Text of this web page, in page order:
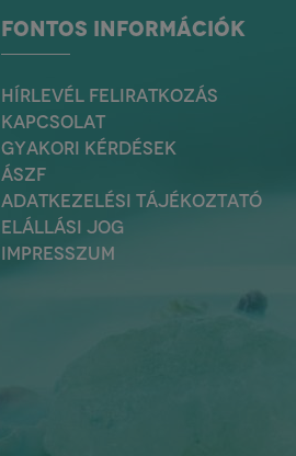
FONTOS INFORMÁCIÓK
HÍRLEVÉL FELIRATKOZÁS
KAPCSOLAT
GYAKORI KÉRDÉSEK
ÁSZF
ADATKEZELÉSI TÁJÉKOZTATÓ
ELÁLLÁSI JOG
IMPRESSZUM